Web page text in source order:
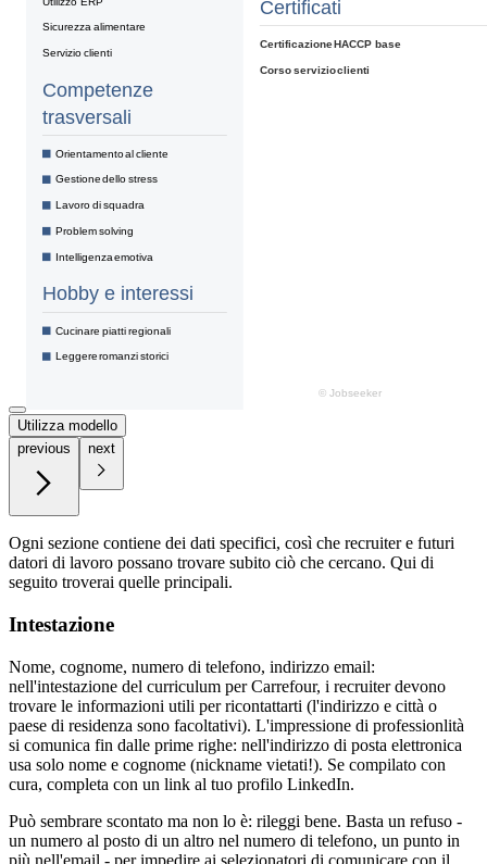
Utilizza modello
previous
next
Ogni sezione contiene dei dati specifici, così che recruiter e futuri
datori di lavoro possano trovare subito ciò che cercano. Qui di
seguito troverai quelle principali.
Intestazione
Nome, cognome, numero di telefono, indirizzo email:
nell'intestazione del curriculum per Carrefour, i recruiter devono
trovare le informazioni utili per ricontattarti (l'indirizzo e città o
paese di residenza sono facoltativi). L'impressione di professionlità
si comunica fin dalle prime righe: nell'indirizzo di posta elettronica
usa solo nome e cognome (nickname vietati!). Se compilato con
cura, completa con un link al tuo profilo LinkedIn.
Può sembrare scontato ma non lo è: rileggi bene. Basta un refuso -
un numero al posto di un altro nel numero di telefono, un punto in
più nell'email - per impedire ai selezionatori di comunicare con il